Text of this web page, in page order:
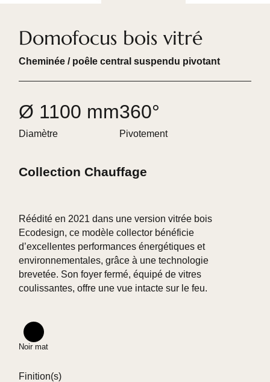
Domofocus bois vitré
Cheminée / poêle central suspendu pivotant
Ø 1100 mm
Diamètre
360°
Pivotement
Collection Chauffage
Réédité en 2021 dans une version vitrée bois
Ecodesign, ce modèle collector bénéficie
d’excellentes performances énergétiques et
environnementales, grâce à une technologie
brevetée. Son foyer fermé, équipé de vitres
coulissantes, offre une vue intacte sur le feu.
Noir mat
Finition(s)